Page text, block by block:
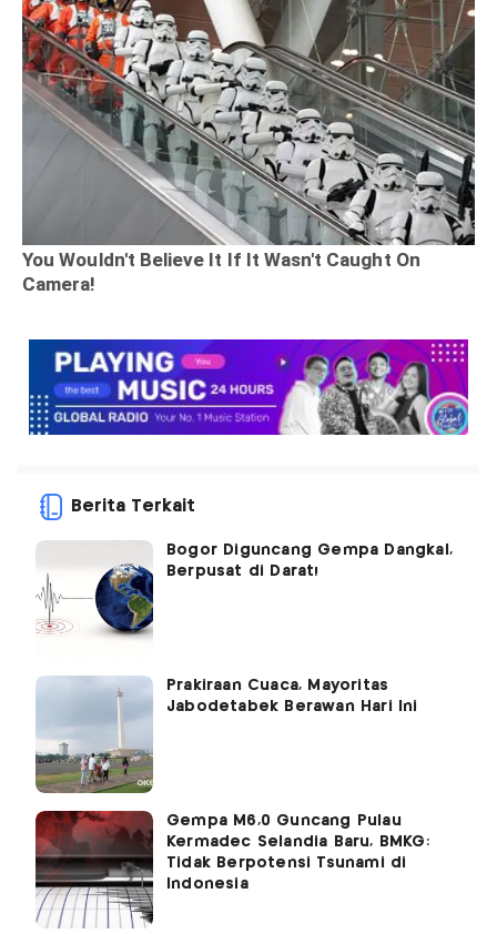
Berita Terkait
Bogor Diguncang Gempa Dangkal,
Berpusat di Darat!
Prakiraan Cuaca, Mayoritas
Jabodetabek Berawan Hari Ini
Gempa M6,0 Guncang Pulau
Kermadec Selandia Baru, BMKG:
Tidak Berpotensi Tsunami di
Indonesia